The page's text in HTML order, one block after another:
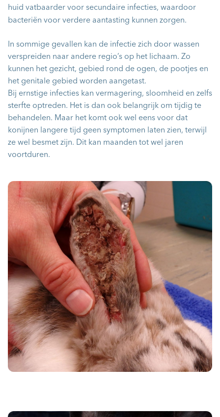
huid vatbaarder voor secundaire infecties, waardoor
bacteriën voor verdere aantasting kunnen zorgen.
In sommige gevallen kan de infectie zich door wassen
verspreiden naar andere regio’s op het lichaam. Zo
kunnen het gezicht, gebied rond de ogen, de pootjes en
het genitale gebied worden aangetast.
Bij ernstige infecties kan vermagering, sloomheid en zelfs
sterfte optreden. Het is dan ook belangrijk om tijdig te
behandelen. Maar het komt ook wel eens voor dat
konijnen langere tijd geen symptomen laten zien, terwijl
ze wel besmet zijn. Dit kan maanden tot wel jaren
voortduren.